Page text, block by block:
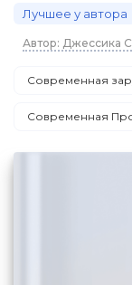
Лучшее у автора
Автор: Джессика
Современная
Современная